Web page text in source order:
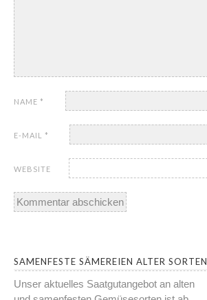
NAME *
E-MAIL *
WEBSITE
SAMENFESTE SÄMEREIEN ALTER SORTEN
Unser aktuelles Saatgutangebot an alten